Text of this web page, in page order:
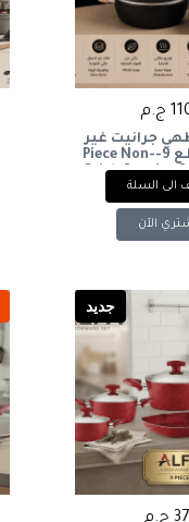
ج.م
جرانيت غير
لاصق – 9 قطع 9-Piece Non-
Stick Granite
الى السلة
الآن
جديد